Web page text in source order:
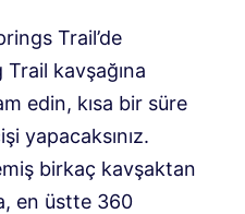
Trail’de
Trail kavşağına
edin, kısa bir süre
yapacaksınız.
birkaç kavşaktan
en üstte 360